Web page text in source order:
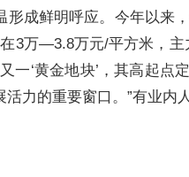
成鲜明呼应。今年以来
3万—3.8万元/平方米，
一‘黄金地块’，其高起
力的重要窗口。”有业内